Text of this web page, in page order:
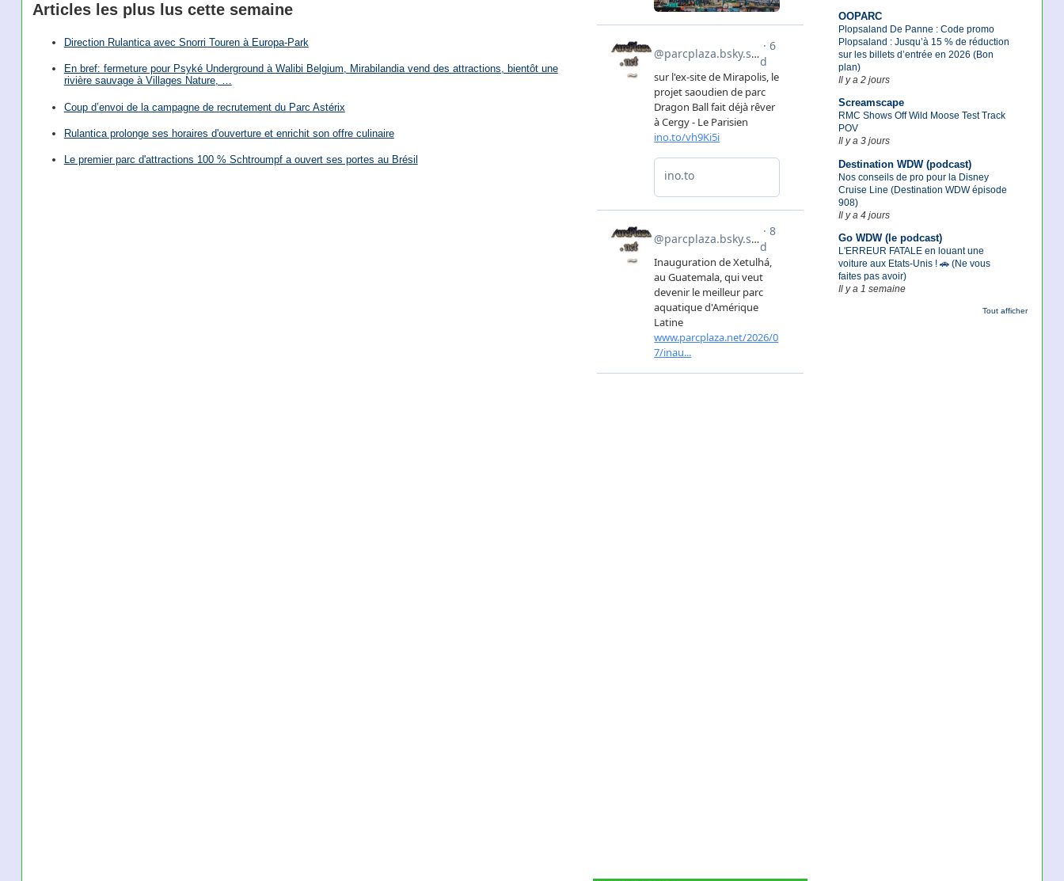
OOPARC
Plopsaland De Panne : Code promo
Plopsaland : Jusqu’à 15 % de réduction
sur les billets d’entrée en 2026 (Bon
plan)
Il y a 2 jours
Screamscape
RMC Shows Off Wild Moose Test Track
POV
Il y a 3 jours
Destination WDW (podcast)
Nos conseils de pro pour la Disney
Cruise Line (Destination WDW épisode
908)
Il y a 4 jours
Go WDW (le podcast)
L'ERREUR FATALE en louant une
voiture aux Etats-Unis ! 🚗 (Ne vous
faites pas avoir)
Il y a 1 semaine
Tout afficher
Articles les plus lus cette semaine
Direction Rulantica avec Snorri Touren à Europa-Park
En bref: fermeture pour Psyké Underground à Walibi Belgium, Mirabilandia vend des attractions, bientôt une
rivière sauvage à Villages Nature, …
Coup d’envoi de la campagne de recrutement du Parc Astérix
Rulantica prolonge ses horaires d'ouverture et enrichit son offre culinaire
Le premier parc d'attractions 100 % Schtroumpf a ouvert ses portes au Brésil